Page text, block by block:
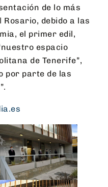
de lo más
debido a las
el primer edil,
espacio
de Tenerife”,
por parte de las